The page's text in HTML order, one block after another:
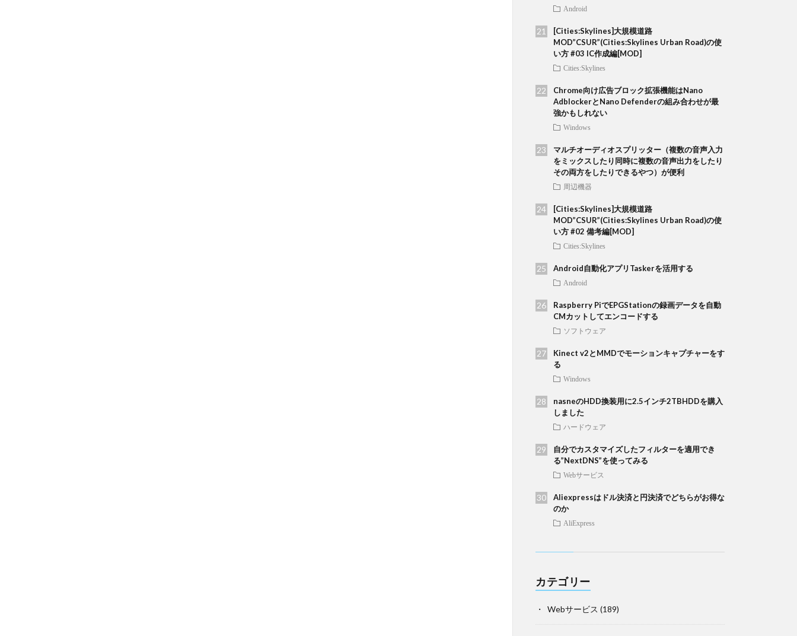
Android
[Cities:Skylines]大規模道路
MOD”CSUR”(Cities:Skylines Urban Road)の使
い方 #03 IC作成編[MOD]
Cities:Skylines
Chrome向け広告ブロック拡張機能はNano
AdblockerとNano Defenderの組み合わせが最
強かもしれない
Windows
マルチオーディオスプリッター（複数の音声入力
をミックスしたり同時に複数の音声出力をしたり
その両方をしたりできるやつ）が便利
周辺機器
[Cities:Skylines]大規模道路
MOD”CSUR”(Cities:Skylines Urban Road)の使
い方 #02 備考編[MOD]
Cities:Skylines
Android自動化アプリTaskerを活用する
Android
Raspberry PiでEPGStationの録画データを自動
CMカットしてエンコードする
ソフトウェア
Kinect v2とMMDでモーションキャプチャーをす
る
Windows
nasneのHDD換装用に2.5インチ2TBHDDを購入
しました
ハードウェア
自分でカスタマイズしたフィルターを適用でき
る”NextDNS”を使ってみる
Webサービス
Aliexpressはドル決済と円決済でどちらがお得な
のか
AliExpress
カテゴリー
Webサービス (189)